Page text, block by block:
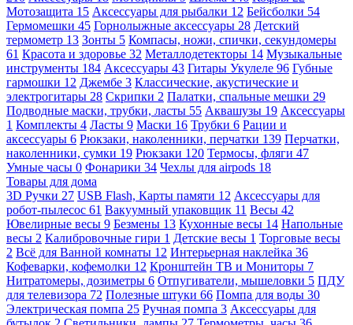
Мотозащита 15 Аксессуары для рыбалки 12 Бейсболки 54
Гермомешки 45 Горнолыжные аксессуары 28 Детский
термометр 13 Зонты 5 Компасы, ножи, спички, секундомеры
61 Красота и здоровье 32 Металлодетекторы 14 Музыкальные
инструменты 184 Аксессуары 43 Гитары Укулеле 96 Губные
гармошки 12 Джембе 3 Классические, акустические и
электрогитары 28 Скрипки 2 Палатки, спальные мешки 29
Подводные маски, трубки, ласты 55 Аквашузы 19 Аксессуары
1 Комплекты 4 Ласты 9 Маски 16 Трубки 6 Рации и
аксессуары 6 Рюкзаки, наколенники, перчатки 139 Перчатки,
наколенники, сумки 19 Рюкзаки 120 Термосы, фляги 47
Умные часы 0 Фонарики 34 Чехлы для airpods 18
Товары для дома
3D Ручки 27 USB Flash, Карты памяти 12 Аксессуары для
робот-пылесос 61 Вакуумный упаковщик 11 Весы 42
Ювелирные весы 9 Безмены 13 Кухонные весы 14 Напольные
весы 2 Калибровочные гири 1 Детские весы 1 Торговые весы
2 Всё для Ванной комнаты 12 Интерьерная наклейка 36
Кофеварки, кофемолки 12 Кронштейн ТВ и Мониторы 7
Нитратомеры, дозиметры 6 Отпугиватели, мышеловки 5 ПДУ
для телевизора 72 Полезные штуки 66 Помпа для воды 30
Электрическая помпа 25 Ручная помпа 3 Аксессуары для